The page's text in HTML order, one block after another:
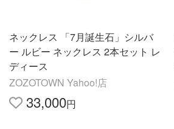
ネックレス 「7月誕生石」シルバ
ー ルビー ネックレス 2本セット レ
ディース
ZOZOTOWN Yahoo!店
33,000円